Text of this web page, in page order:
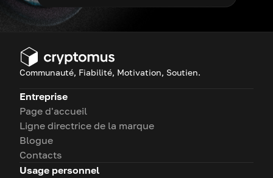
Communauté, Fiabilité, Motivation, Soutien.
Entreprise
Page d'accueil
Ligne directrice de la marque
Blogue
Contacts
Usage personnel